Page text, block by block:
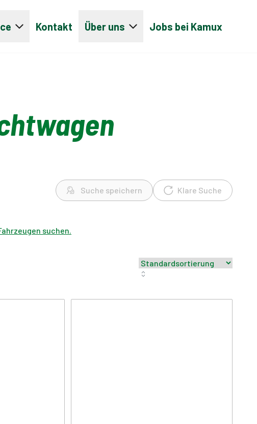
Kontakt Über uns Jobs bei Kamux
Suche speichern Klare Suche
suchen.